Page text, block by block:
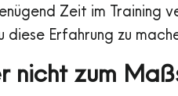
Zeit im Training
Erfahrung zu
nicht zum